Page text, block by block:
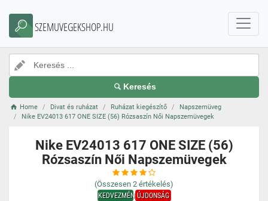
SZEMUVEGEKSHOP.HU
Keresés
Home Divat és ruházat Ruházat kiegészítő
Napszemüveg
Nike EV24013 617 ONE SIZE (56) Rózsaszín Női Napszemüvegek
Nike EV24013 617 ONE SIZE (56)
Rózsaszín Női Napszemüvegek
(Összesen 2 értékelés)
KEDVEZMÉNYÚJDONSÁG